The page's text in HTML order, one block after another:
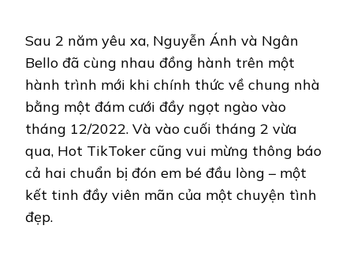
Sau 2 năm yêu xa, Nguyễn Ánh và Ngân
Bello đã cùng nhau đồng hành trên một
hành trình mới khi chính thức về chung nhà
bằng một đám cưới đầy ngọt ngào vào
tháng 12/2022. Và vào cuối tháng 2 vừa
qua, Hot TikToker cũng vui mừng thông báo
cả hai chuẩn bị đón em bé đầu lòng – một
kết tinh đầy viên mãn của một chuyện tình
đẹp.